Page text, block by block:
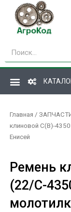
Перейти
содержимому
Поиск
Главная /
клиновой С(В)-
Енисей
Ремень
(22/С-